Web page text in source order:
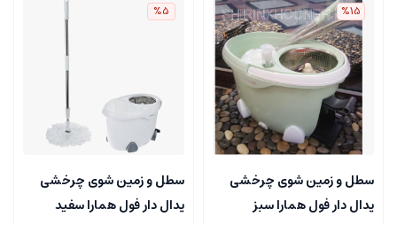
%15
سطل و زمین شوی چرخشی
پدال دار فول همارا سبز
%5
سطل و زمین شوی چرخشی
پدال دار فول همارا سفید